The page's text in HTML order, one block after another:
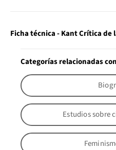
Ficha técnica - Kant Crítica de
Categorías relacionadas
Estudios sobre